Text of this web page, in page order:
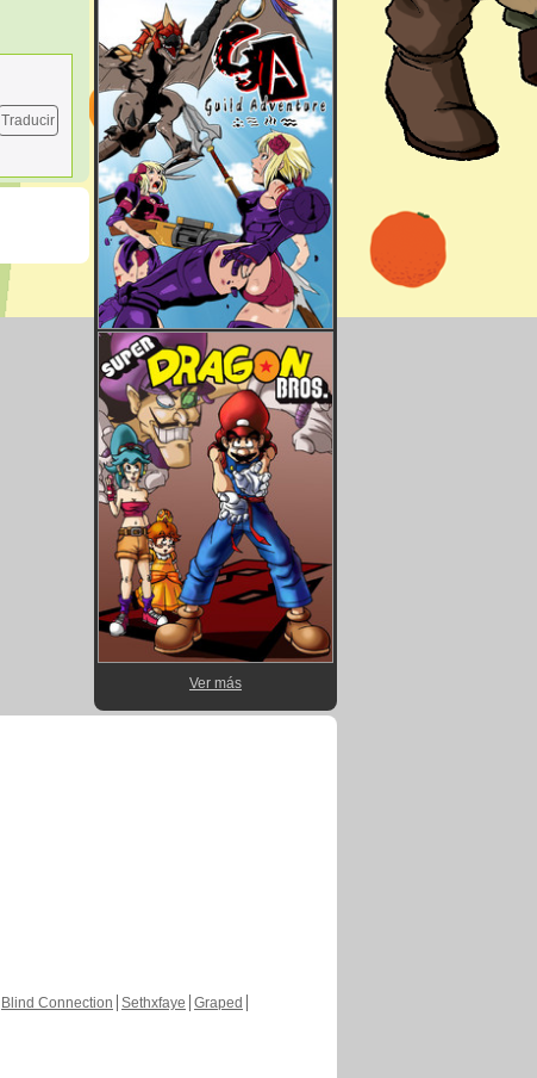
Traducir
Ver más
Blind Connection Sethxfaye Graped